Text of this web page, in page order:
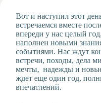
студия
Музыкальное
отделение
Служба
Тьюторская
служба
Вот и наступил этот
встречаемся вместе
впереди у нас целый
наполнен новыми
событиями. Нас ждут
встречи, походы, дела
мечты, надежды и
ждет еще один год,
впечатлений.